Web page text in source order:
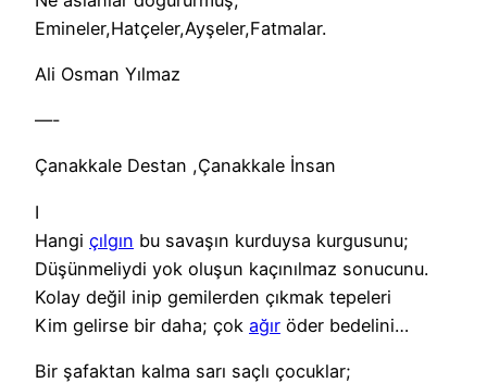
Emineler,Hatçeler,Ayşeler,Fatmalar.
Ali Osman Yılmaz
—-
Çanakkale Destan ,Çanakkale İnsan
I
Hangi çılgın bu savaşın kurduysa kurgusunu;
Düşünmeliydi yok oluşun kaçınılmaz sonucunu.
Kolay değil inip gemilerden çıkmak tepeleri
Kim gelirse bir daha; çok ağır öder bedelini…
Bir şafaktan kalma sarı saçlı çocuklar;